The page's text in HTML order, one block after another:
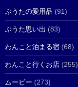
ぶうたの愛用品 (91)
ぶうた思い出 (83)
わんこと泊まる宿 (68)
わんこと行くお店 (255)
ムービー (273)